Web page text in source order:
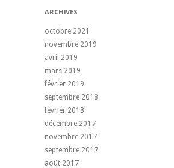
ARCHIVES
octobre 2021
novembre 2019
avril 2019
mars 2019
février 2019
septembre 2018
février 2018
décembre 2017
novembre 2017
septembre 2017
août 2017